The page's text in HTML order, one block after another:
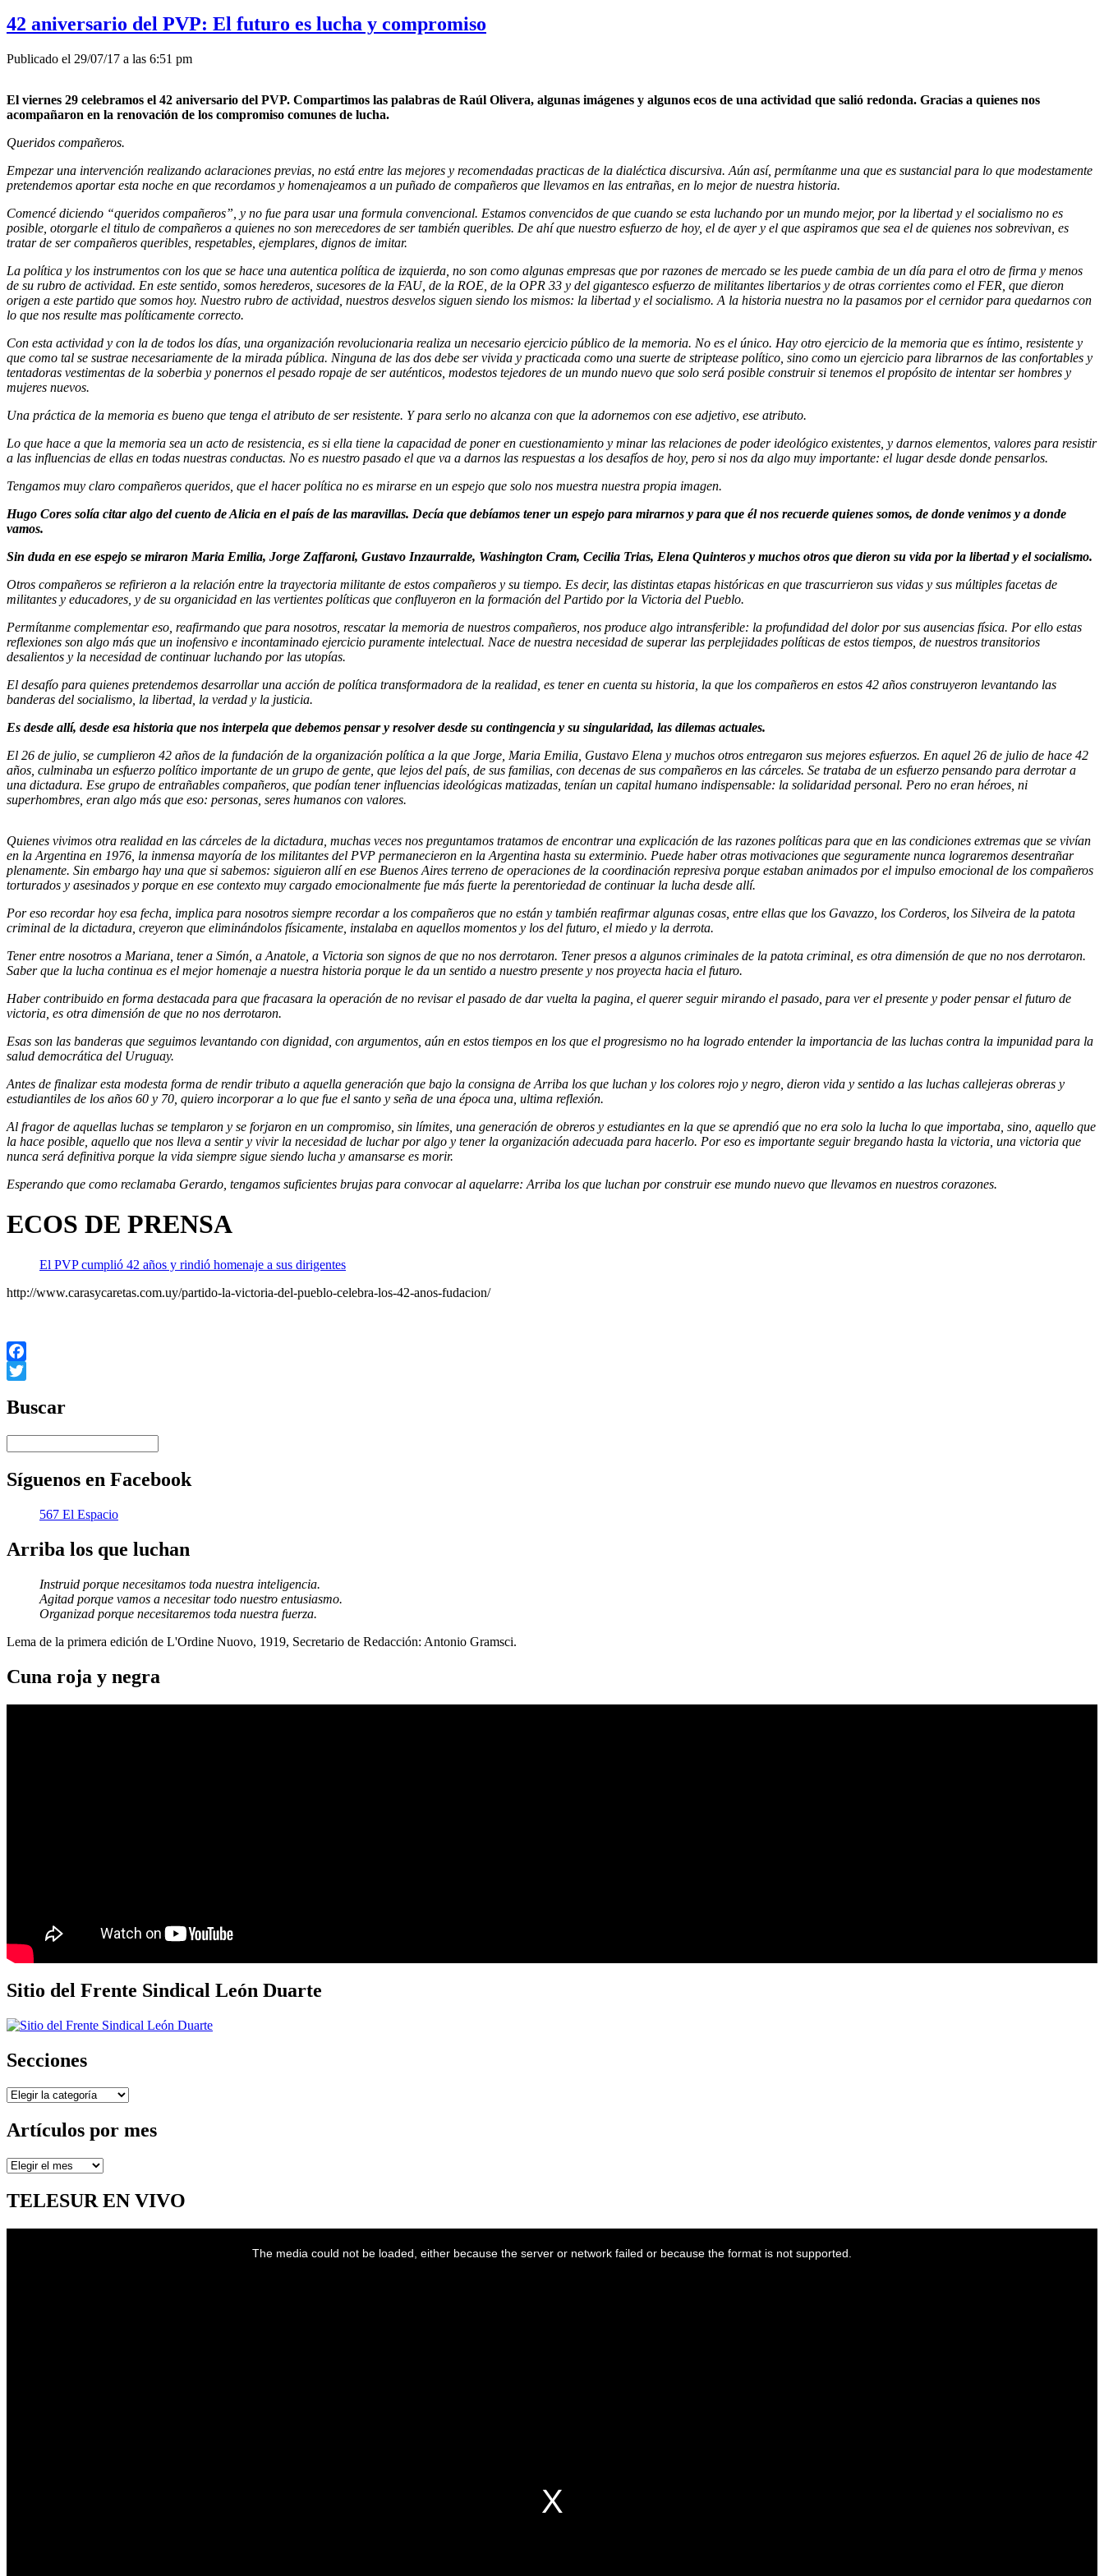
42 aniversario del PVP: El futuro es lucha y compromiso
Publicado el 29/07/17 a las 6:51 pm
El viernes 29 celebramos el 42 aniversario del PVP. Compartimos las palabras de Raúl Olivera, algunas imágenes y algunos ecos de una actividad que salió redonda. Gracias a quienes nos
acompañaron en la renovación de los compromiso comunes de lucha.
Queridos compañeros.
Empezar una intervención realizando aclaraciones previas, no está entre las mejores y recomendadas practicas de la dialéctica discursiva. Aún así, permítanme una que es sustancial para lo que modestamente
pretendemos aportar esta noche en que recordamos y homenajeamos a un puñado de compañeros que llevamos en las entrañas, en lo mejor de nuestra historia.
Comencé diciendo “queridos compañeros”, y no fue para usar una formula convencional. Estamos convencidos de que cuando se esta luchando por un mundo mejor, por la libertad y el socialismo no es
posible, otorgarle el titulo de compañeros a quienes no son merecedores de ser también queribles. De ahí que nuestro esfuerzo de hoy, el de ayer y el que aspiramos que sea el de quienes nos sobrevivan, es
tratar de ser compañeros queribles, respetables, ejemplares, dignos de imitar.
La política y los instrumentos con los que se hace una autentica política de izquierda, no son como algunas empresas que por razones de mercado se les puede cambia de un día para el otro de firma y menos
de su rubro de actividad. En este sentido, somos herederos, sucesores de la FAU, de la ROE, de la OPR 33 y del gigantesco esfuerzo de militantes libertarios y de otras corrientes como el FER, que dieron
origen a este partido que somos hoy. Nuestro rubro de actividad, nuestros desvelos siguen siendo los mismos: la libertad y el socialismo. A la historia nuestra no la pasamos por el cernidor para quedarnos con
lo que nos resulte mas políticamente correcto.
Con esta actividad y con la de todos los días, una organización revolucionaria realiza un necesario ejercicio público de la memoria. No es el único. Hay otro ejercicio de la memoria que es íntimo, resistente y
que como tal se sustrae necesariamente de la mirada pública. Ninguna de las dos debe ser vivida y practicada como una suerte de striptease político, sino como un ejercicio para librarnos de las confortables y
tentadoras vestimentas de la soberbia y ponernos el pesado ropaje de ser auténticos, modestos tejedores de un mundo nuevo que solo será posible construir si tenemos el propósito de intentar ser hombres y
mujeres nuevos.
Una práctica de la memoria es bueno que tenga el atributo de ser resistente. Y para serlo no alcanza con que la adornemos con ese adjetivo, ese atributo.
Lo que hace a que la memoria sea un acto de resistencia, es si ella tiene la capacidad de poner en cuestionamiento y minar las relaciones de poder ideológico existentes, y darnos elementos, valores para resistir
a las influencias de ellas en todas nuestras conductas. No es nuestro pasado el que va a darnos las respuestas a los desafíos de hoy, pero si nos da algo muy importante: el lugar desde donde pensarlos.
Tengamos muy claro compañeros queridos, que el hacer política no es mirarse en un espejo que solo nos muestra nuestra propia imagen.
Hugo Cores solía citar algo del cuento de Alicia en el país de las maravillas. Decía que debíamos tener un espejo para mirarnos y para que él nos recuerde quienes somos, de donde venimos y a donde
vamos.
Sin duda en ese espejo se miraron Maria Emilia, Jorge Zaffaroni, Gustavo Inzaurralde, Washington Cram, Cecilia Trias, Elena Quinteros y muchos otros que dieron su vida por la libertad y el socialismo.
Otros compañeros se refirieron a la relación entre la trayectoria militante de estos compañeros y su tiempo. Es decir, las distintas etapas históricas en que trascurrieron sus vidas y sus múltiples facetas de
militantes y educadores, y de su organicidad en las vertientes políticas que confluyeron en la formación del Partido por la Victoria del Pueblo.
Permítanme complementar eso, reafirmando que para nosotros, rescatar la memoria de nuestros compañeros, nos produce algo intransferible: la profundidad del dolor por sus ausencias física. Por ello estas
reflexiones son algo más que un inofensivo e incontaminado ejercicio puramente intelectual. Nace de nuestra necesidad de superar las perplejidades políticas de estos tiempos, de nuestros transitorios
desalientos y la necesidad de continuar luchando por las utopías.
El desafío para quienes pretendemos desarrollar una acción de política transformadora de la realidad, es tener en cuenta su historia, la que los compañeros en estos 42 años construyeron levantando las
banderas del socialismo, la libertad, la verdad y la justicia.
Es desde allí, desde esa historia que nos interpela que debemos pensar y resolver desde su contingencia y su singularidad, las dilemas actuales.
El 26 de julio, se cumplieron 42 años de la fundación de la organización política a la que Jorge, Maria Emilia, Gustavo Elena y muchos otros entregaron sus mejores esfuerzos. En aquel 26 de julio de hace 42
años, culminaba un esfuerzo político importante de un grupo de gente, que lejos del país, de sus familias, con decenas de sus compañeros en las cárceles. Se trataba de un esfuerzo pensando para derrotar a
una dictadura. Ese grupo de entrañables compañeros, que podían tener influencias ideológicas matizadas, tenían un capital humano indispensable: la solidaridad personal. Pero no eran héroes, ni
superhombres, eran algo más que eso: personas, seres humanos con valores.
Quienes vivimos otra realidad en las cárceles de la dictadura, muchas veces nos preguntamos tratamos de encontrar una explicación de las razones políticas para que en las condiciones extremas que se vivían
en la Argentina en 1976, la inmensa mayoría de los militantes del PVP permanecieron en la Argentina hasta su exterminio. Puede haber otras motivaciones que seguramente nunca lograremos desentrañar
plenamente. Sin embargo hay una que si sabemos: siguieron allí en ese Buenos Aires terreno de operaciones de la coordinación represiva porque estaban animados por el impulso emocional de los compañeros
torturados y asesinados y porque en ese contexto muy cargado emocionalmente fue más fuerte la perentoriedad de continuar la lucha desde allí.
Por eso recordar hoy esa fecha, implica para nosotros siempre recordar a los compañeros que no están y también reafirmar algunas cosas, entre ellas que los Gavazzo, los Corderos, los Silveira de la patota
criminal de la dictadura, creyeron que eliminándolos físicamente, instalaba en aquellos momentos y los del futuro, el miedo y la derrota.
Tener entre nosotros a Mariana, tener a Simón, a Anatole, a Victoria son signos de que no nos derrotaron. Tener presos a algunos criminales de la patota criminal, es otra dimensión de que no nos derrotaron.
Saber que la lucha continua es el mejor homenaje a nuestra historia porque le da un sentido a nuestro presente y nos proyecta hacia el futuro.
Haber contribuido en forma destacada para que fracasara la operación de no revisar el pasado de dar vuelta la pagina, el querer seguir mirando el pasado, para ver el presente y poder pensar el futuro de
victoria, es otra dimensión de que no nos derrotaron.
Esas son las banderas que seguimos levantando con dignidad, con argumentos, aún en estos tiempos en los que el progresismo no ha logrado entender la importancia de las luchas contra la impunidad para la
salud democrática del Uruguay.
Antes de finalizar esta modesta forma de rendir tributo a aquella generación que bajo la consigna de Arriba los que luchan y los colores rojo y negro, dieron vida y sentido a las luchas callejeras obreras y
estudiantiles de los años 60 y 70, quiero incorporar a lo que fue el santo y seña de una época una, ultima reflexión.
Al fragor de aquellas luchas se templaron y se forjaron en un compromiso, sin límites, una generación de obreros y estudiantes en la que se aprendió que no era solo la lucha lo que importaba, sino, aquello que
la hace posible, aquello que nos lleva a sentir y vivir la necesidad de luchar por algo y tener la organización adecuada para hacerlo. Por eso es importante seguir bregando hasta la victoria, una victoria que
nunca será definitiva porque la vida siempre sigue siendo lucha y amansarse es morir.
Esperando que como reclamaba Gerardo, tengamos suficientes brujas para convocar al aquelarre: Arriba los que luchan por construir ese mundo nuevo que llevamos en nuestros corazones.
ECOS DE PRENSA
El PVP cumplió 42 años y rindió homenaje a sus dirigentes
http://www.carasycaretas.com.uy/partido-la-victoria-del-pueblo-celebra-los-42-anos-fudacion/
Facebook
Buscar
Síguenos en Facebook
567 El Espacio
Arriba los que luchan
Instruid porque necesitamos toda nuestra inteligencia.
Agitad porque vamos a necesitar todo nuestro entusiasmo.
Organizad porque necesitaremos toda nuestra fuerza.
Lema de la primera edición de L'Ordine Nuovo, 1919, Secretario de Redacción: Antonio Gramsci.
Cuna roja y negra
Sitio del Frente Sindical León Duarte
Secciones
Secciones
Artículos por mes
Artículos
mes
TELESUR EN VIVO